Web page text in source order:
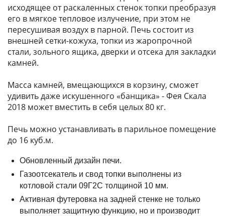
исходящее от раскаленных стенок топки преобразуя
его в мягкое тепловое излучение, при этом не
пересушивая воздух в парной. Печь состоит из
внешней сетки-кожуха, топки из жаропрочной
стали, зольного ящика, дверки и отсека для закладки
камней.
Масса камней, вмещающихся в корзину, сможет
удивить даже искушенного «банщика» - Фея Скала
2018 может вместить в себя целых 80 кг.
Печь можно устанавливать в парильное помещение
до 16 куб.м.
Обновленный дизайн печи.
Газоотсекатель и свод топки выполнены из
котловой стали 09Г2С толщиной 10 мм.
Активная футеровка на задней стенке не только
выполняет защитную функцию, но и производит